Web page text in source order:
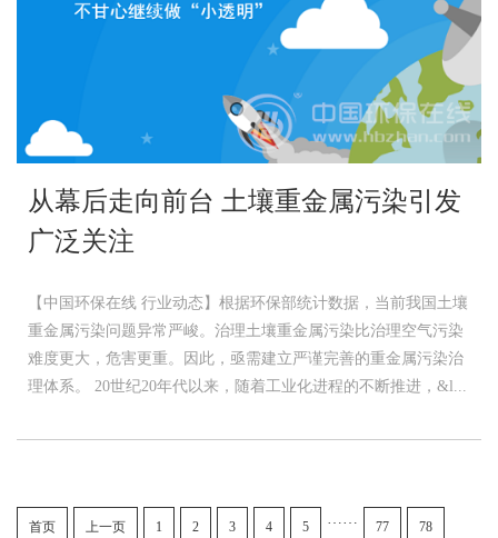
从幕后走向前台 土壤重金属污染引发
广泛关注
【中国环保在线 行业动态】根据环保部统计数据，当前我国土壤
重金属污染问题异常严峻。治理土壤重金属污染比治理空气污染
难度更大，危害更重。因此，亟需建立严谨完善的重金属污染治
理体系。 20世纪20年代以来，随着工业化进程的不断推进，&l...
首页 上一页 1 2 3 4 5 …… 77 78